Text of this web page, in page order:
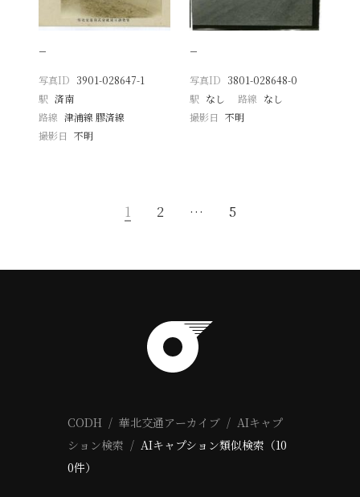
−
写真ID 3901-028647-1
駅 済南
路線 津浦線 膠済線
撮影日
不明
−
写真ID 3801-028648-0
駅 なし 路線 なし
撮影日 不明
1 2 … 5
CODH 華北交通アーカイブ
AIキャプ
ション検索
AIキャプション類似検索（10
0件）